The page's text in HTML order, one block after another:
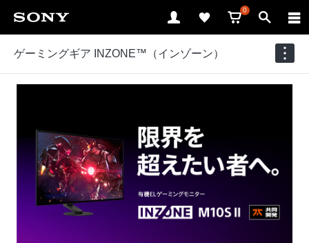
0
ゲーミングギア INZONE™（インゾーン）